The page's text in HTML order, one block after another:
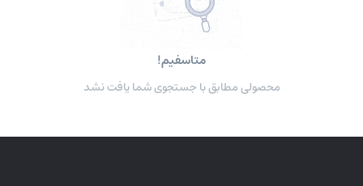
متاسفیم!
محصولی مطابق با جستجوی شما یافت نشد